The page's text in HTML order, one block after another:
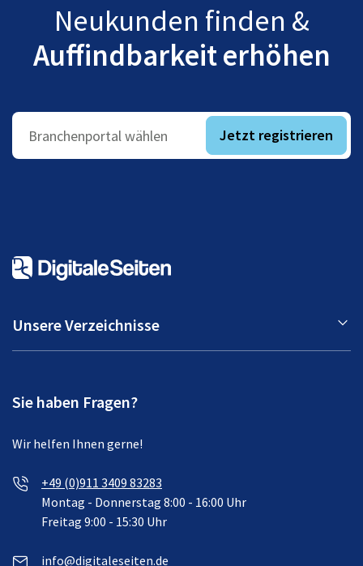
Neukunden finden &
Auffindbarkeit erhöhen
Branchenportal wählen Jetzt registrieren
Unsere Verzeichnisse
Sie haben Fragen?
Wir helfen Ihnen gerne!
+49 (0)911 3409 83283
Montag - Donnerstag 8:00 - 16:00 Uhr
Freitag 9:00 - 15:30 Uhr
info@digitaleseiten.de